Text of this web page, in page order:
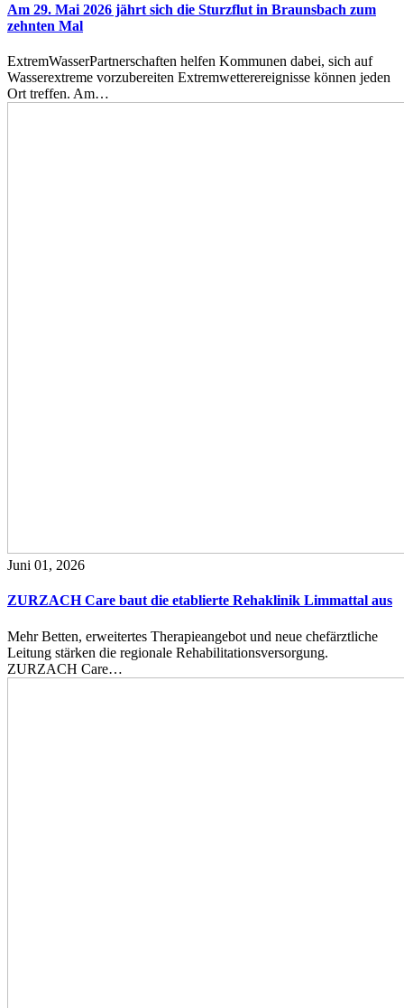
Am 29. Mai 2026 jährt sich die Sturzflut in Braunsbach zum
zehnten Mal
ExtremWasserPartnerschaften helfen Kommunen dabei, sich auf
Wasserextreme vorzubereiten Extremwetterereignisse können jeden
Ort treffen. Am…
Juni 01, 2026
ZURZACH Care baut die etablierte Rehaklinik Limmattal aus
Mehr Betten, erweitertes Therapieangebot und neue chefärztliche
Leitung stärken die regionale Rehabilitationsversorgung.
ZURZACH Care…